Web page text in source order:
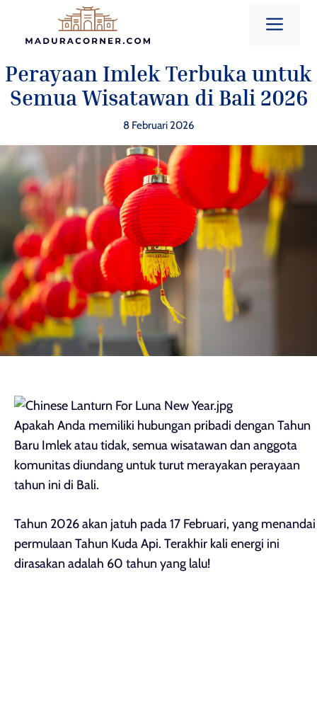
Perayaan Imlek Terbuka untuk
Semua Wisatawan di Bali 2026
8 Februari 2026
Apakah Anda memiliki hubungan pribadi dengan Tahun
Baru Imlek atau tidak, semua wisatawan dan anggota
komunitas diundang untuk turut merayakan perayaan
tahun ini di Bali.
Tahun 2026 akan jatuh pada 17 Februari, yang menandai
permulaan Tahun Kuda Api. Terakhir kali energi ini
dirasakan adalah 60 tahun yang lalu!